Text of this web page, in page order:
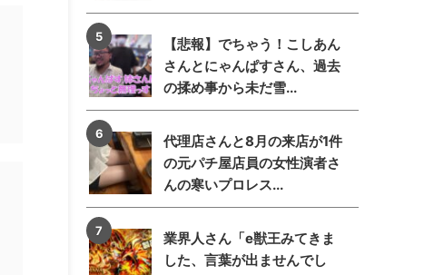
【悲報】でちゃう！こしあん
さんとにゃんぱすさん、過去
の揉め事から未だ雪...
代理店さんと8月の来店が1件
の元パチ屋店員の女性演者さ
んの寒いプロレス...
業界人さん「e獣王みてきま
した、言葉が出ませんでし